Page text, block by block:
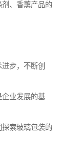
、香薰产品的
步，不断创
业发展的基
索玻璃包装的